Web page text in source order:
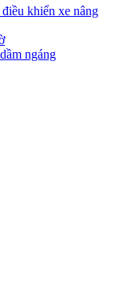
khiển xe nâng
ngáng